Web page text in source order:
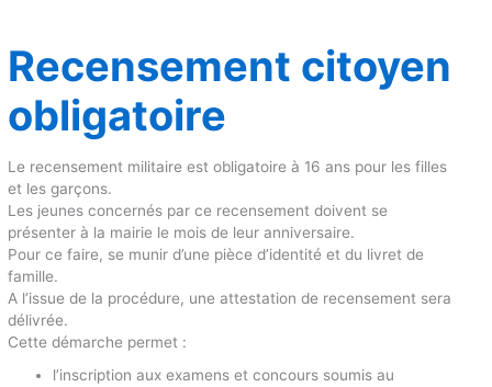
Recensement citoyen
obligatoire
Le recensement militaire est obligatoire à 16 ans pour les filles
et les garçons.
Les jeunes concernés par ce recensement doivent se
présenter à la mairie le mois de leur anniversaire.
Pour ce faire, se munir d’une pièce d’identité et du livret de
famille.
A l’issue de la procédure, une attestation de recensement sera
délivrée.
Cette démarche permet :
l’inscription aux examens et concours soumis au